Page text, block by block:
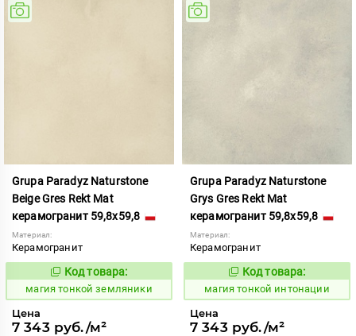
Grupa Paradyz Naturstone
Beige Gres Rekt Mat
керамогранит 59,8x59,8
Материал:
Керамогранит
919031
Код товара:
магия тонкой земляники
Цена
7 343 руб./м²
Grupa Paradyz Naturstone
Grys Gres Rekt Mat
керамогранит 59,8x59,8
Материал:
Керамогранит
919033
Код товара:
магия тонкой интонации
Цена
7 343 руб./м²